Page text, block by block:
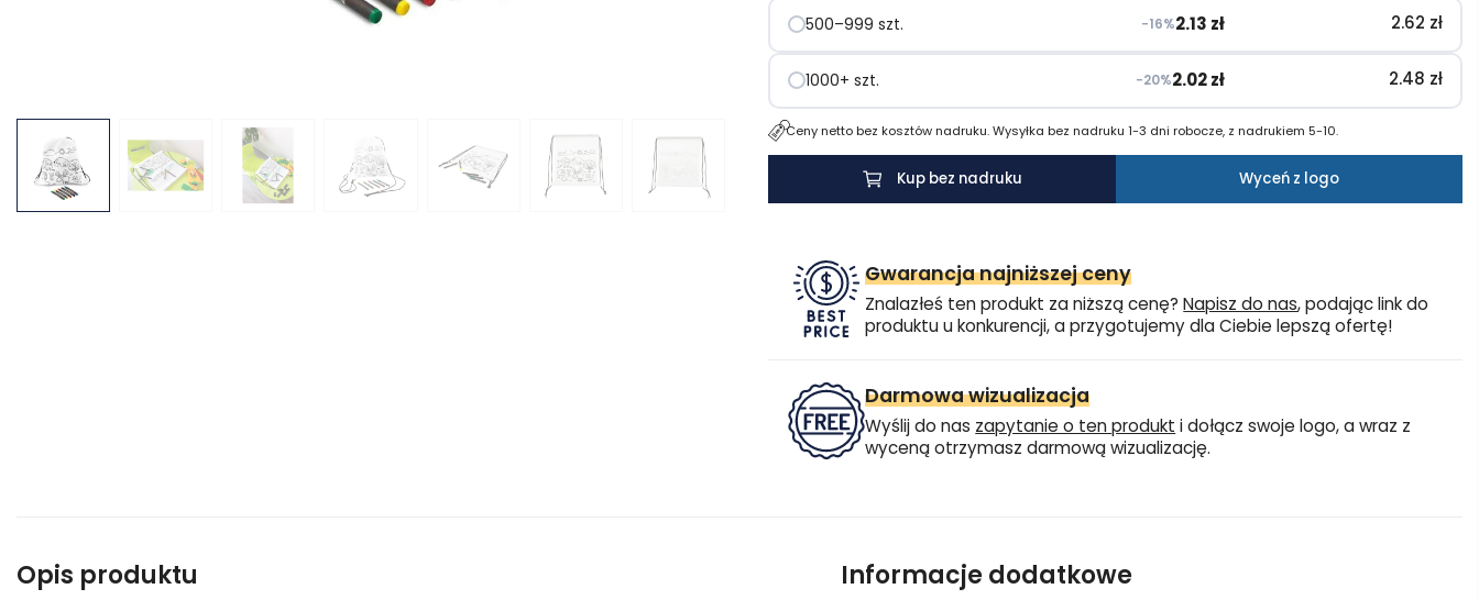
500–999 szt. −16%2.13 zł 2.62 zł
1000+ szt. −20%2.02zł 2.48 zł
Ceny netto bez kosztów nadruku. Wysyłka bez nadruku 1-3 dni robocze, z nadrukiem 5-10.
Kup bez nadruku Wyceń z logo
Gwarancja najniższej ceny
Znalazłeś ten produkt za niższą cenę?Napisz do nas, podając link do
produktu u konkurencji, a przygotujemy dla Ciebie lepszą ofertę!
Darmowa wizualizacja
Wyślij do nas zapytanie o ten produkt i dołącz swoje logo, a wraz z
wyceną otrzymasz darmową wizualizację.
Opis produktu Informacje dodatkowe